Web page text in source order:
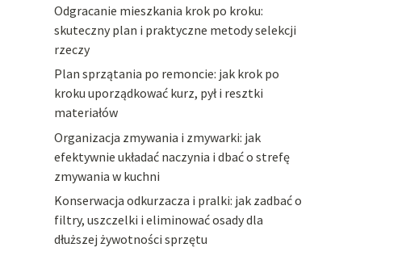
Odgracanie mieszkania krok po kroku:
skuteczny plan i praktyczne metody selekcji
rzeczy
Plan sprzątania po remoncie: jak krok po
kroku uporządkować kurz, pył i resztki
materiałów
Organizacja zmywania i zmywarki: jak
efektywnie układać naczynia i dbać o strefę
zmywania w kuchni
Konserwacja odkurzacza i pralki: jak zadbać o
filtry, uszczelki i eliminować osady dla
dłuższej żywotności sprzętu